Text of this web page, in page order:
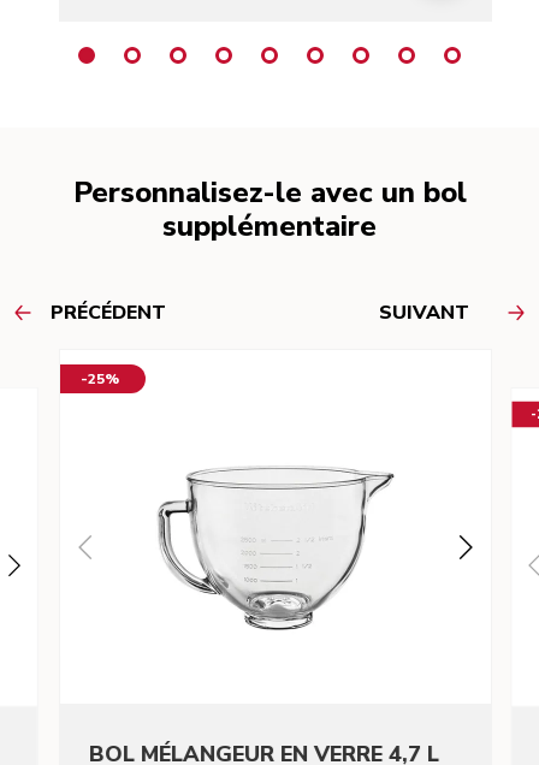
Personnalisez-le avec un bol
supplémentaire
PRÉCÉDENT SUIVANT
-25%
BOL MÉLANGEUR EN VERRE 4,7 L
-